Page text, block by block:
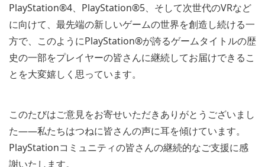
PlayStation®4、PlayStation®5、そして次世代のVRなど
に向けて、最先端の新しいゲームの世界を創造し続ける一
方で、このようにPlayStation®が誇るゲームタイトルの歴
史の一部をプレイヤーの皆さんに継続してお届けできるこ
とを大変嬉しく思っています。
このたびはご意見をお寄せいただきありがとうございまし
た――私たちはつねに皆さんの声に耳を傾けています。
PlayStationコミュニティの皆さんの継続的なご支援に感
謝いたします。